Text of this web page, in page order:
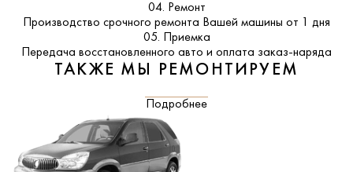
04. Ремонт
Производство срочного ремонта Вашей машины от 1 дня
05. Приемка
Передача восстановленного авто и оплата заказ-наряда
ТАКЖЕ МЫ РЕМОНТИРУЕМ
Подробнее